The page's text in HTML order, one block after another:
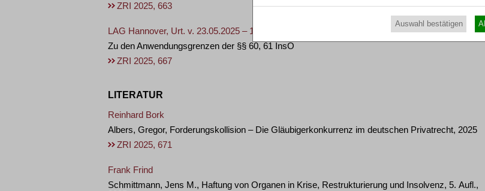
ZRI 2025, 663
LAG Hannover, Urt. v. 23.05.2025 – 10 SLa 802/24
Zu den Anwendungsgrenzen der §§ 60, 61 InsO
ZRI 2025, 667
LITERATUR
Reinhard Bork
Albers, Gregor, Forderungskollision – Die Gläubigerkonkurrenz im deutschen Privatrecht, 2025
ZRI 2025, 671
Frank Frind
Schmittmann, Jens M., Haftung von Organen in Krise, Restrukturierung und Insolvenz, 5. Aufl.,
Auswahl bestätigen